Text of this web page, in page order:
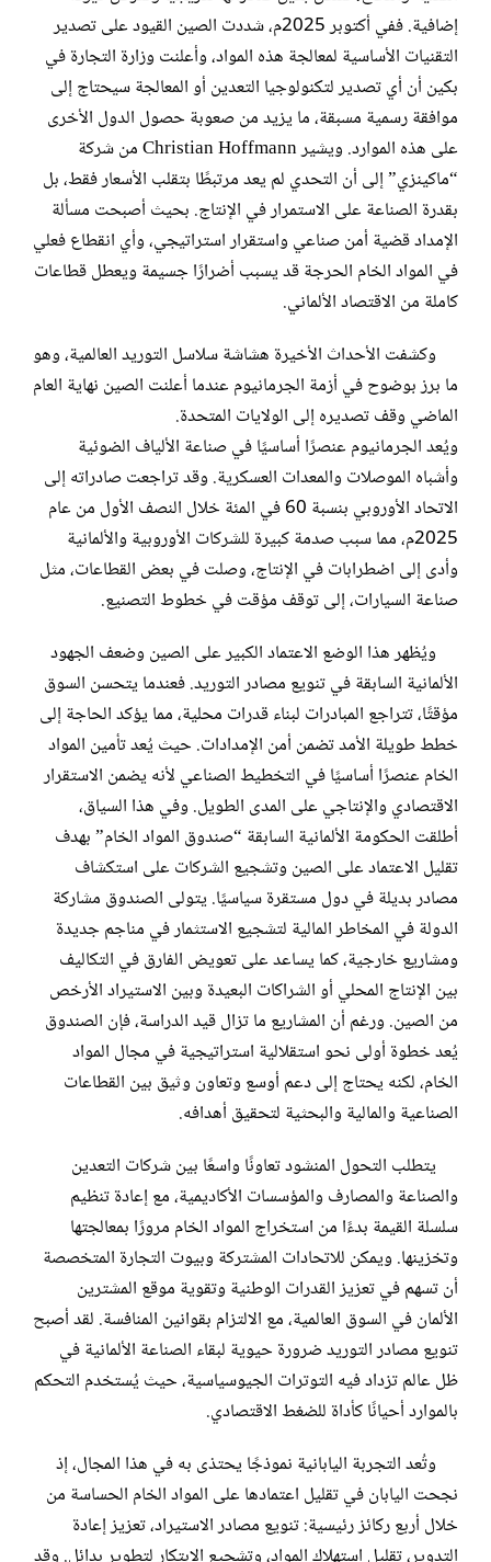
إضافية. ففي أكتوبر 2025م، شددت الصين القيود على تصدير
التقنيات الأساسية لمعالجة هذه المواد، وأعلنت وزارة التجارة في
بكين أن أي تصدير لتكنولوجيا التعدين أو المعالجة سيحتاج إلى
موافقة رسمية مسبقة، ما يزيد من صعوبة حصول الدول الأخرى
على هذه الموارد. ويشير Christian Hoffmann من شركة
“ماكينزي” إلى أن التحدي لم يعد مرتبطًا بتقلب الأسعار فقط، بل
بقدرة الصناعة على الاستمرار في الإنتاج. بحيث أصبحت مسألة
الإمداد قضية أمن صناعي واستقرار استراتيجي، وأي انقطاع فعلي
في المواد الخام الحرجة قد يسبب أضرارًا جسيمة ويعطل قطاعات
كاملة من الاقتصاد الألماني.
وكشفت الأحداث الأخيرة هشاشة سلاسل التوريد العالمية، وهو
ما برز بوضوح في أزمة الجرمانيوم عندما أعلنت الصين نهاية العام
الماضي وقف تصديره إلى الولايات المتحدة.
ويُعد الجرمانيوم عنصرًا أساسيًا في صناعة الألياف الضوئية
وأشباه الموصلات والمعدات العسكرية. وقد تراجعت صادراته إلى
الاتحاد الأوروبي بنسبة 60 في المئة خلال النصف الأول من عام
2025م، مما سبب صدمة كبيرة للشركات الأوروبية والألمانية
وأدى إلى اضطرابات في الإنتاج، وصلت في بعض القطاعات، مثل
صناعة السيارات، إلى توقف مؤقت في خطوط التصنيع.
ويُظهر هذا الوضع الاعتماد الكبير على الصين وضعف الجهود
الألمانية السابقة في تنويع مصادر التوريد. فعندما يتحسن السوق
مؤقتًا، تتراجع المبادرات لبناء قدرات محلية، مما يؤكد الحاجة إلى
خطط طويلة الأمد تضمن أمن الإمدادات. حيث يُعد تأمين المواد
الخام عنصرًا أساسيًا في التخطيط الصناعي لأنه يضمن الاستقرار
الاقتصادي والإنتاجي على المدى الطويل. وفي هذا السياق،
أطلقت الحكومة الألمانية السابقة “صندوق المواد الخام” بهدف
تقليل الاعتماد على الصين وتشجيع الشركات على استكشاف
مصادر بديلة في دول مستقرة سياسيًا. يتولى الصندوق مشاركة
الدولة في المخاطر المالية لتشجيع الاستثمار في مناجم جديدة
ومشاريع خارجية، كما يساعد على تعويض الفارق في التكاليف
بين الإنتاج المحلي أو الشراكات البعيدة وبين الاستيراد الأرخص
من الصين. ورغم أن المشاريع ما تزال قيد الدراسة، فإن الصندوق
يُعد خطوة أولى نحو استقلالية استراتيجية في مجال المواد
الخام، لكنه يحتاج إلى دعم أوسع وتعاون وثيق بين القطاعات
الصناعية والمالية والبحثية لتحقيق أهدافه.
يتطلب التحول المنشود تعاونًا واسعًا بين شركات التعدين
والصناعة والمصارف والمؤسسات الأكاديمية، مع إعادة تنظيم
سلسلة القيمة بدءًا من استخراج المواد الخام مرورًا بمعالجتها
وتخزينها. ويمكن للاتحادات المشتركة وبيوت التجارة المتخصصة
أن تسهم في تعزيز القدرات الوطنية وتقوية موقع المشترين
الألمان في السوق العالمية، مع الالتزام بقوانين المنافسة. لقد أصبح
تنويع مصادر التوريد ضرورة حيوية لبقاء الصناعة الألمانية في
ظل عالم تزداد فيه التوترات الجيوسياسية، حيث يُستخدم التحكم
بالموارد أحيانًا كأداة للضغط الاقتصادي.
وتُعد التجربة اليابانية نموذجًا يحتذى به في هذا المجال، إذ
نجحت اليابان في تقليل اعتمادها على المواد الخام الحساسة من
خلال أربع ركائز رئيسية: تنويع مصادر الاستيراد، تعزيز إعادة